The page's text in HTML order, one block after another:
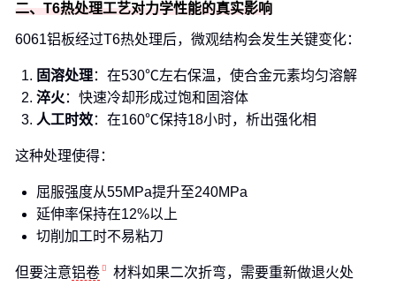
二、T6热处理工艺对力学性能的真实影响
6061铝板经过T6热处理后，微观结构会发生关键变化：
固溶处理：在530℃左右保温，使合金元素均匀溶解
淬火：快速冷却形成过饱和固溶体
人工时效：在160℃保持18小时，析出强化相
这种处理使得：
屈服强度从55MPa提升至240MPa
延伸率保持在12%以上
切削加工时不易粘刀
但要注意铝卷
材料如果二次折弯，需要重新做退火处